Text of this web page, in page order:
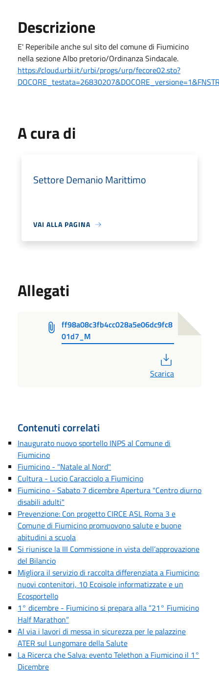
Descrizione
E' Reperibile anche sul sito del comune di Fiumicino
nella sezione Albo pretorio/Ordinanza Sindacale.
https://cloud.urbi.it/urbi/progs/urp/fecore02.sto?
A cura di
Settore Demanio Marittimo
VAI ALLA PAGINA
Allegati
ff98a08c3fb4cc028a5e06dc9fc8
01d7_M
Scarica
Contenuti correlati
Inaugurato nuovo sportello INPS al Comune di
Fiumicino
Fiumicino - "Natale al Nord"
Cultura - Lucio Caracciolo a Fiumicino
Fiumicino - Sabato 7 dicembre Apertura "Centro diurno
disabili adulti"
Prevenzione: Con progetto CIRCE ASL Roma 3 e
Comune di Fiumicino promuovono salute e buone
abitudini a scuola
Si riunisce la III Commissione in vista dell’approvazione
del Bilancio
Migliora il servizio di raccolta differenziata a Fiumicino:
nuovi contenitori, 10 Ecoisole informatizzate e un
Ecosportello
1° dicembre - Fiumicino si prepara alla “21° Fiumicino
Half Marathon”
Al via i lavori di messa in sicurezza per le palazzine
ATER sul Lungomare della Salute
La Ricerca che Salva: evento Telethon a Fiumicino il 1°
Dicembre